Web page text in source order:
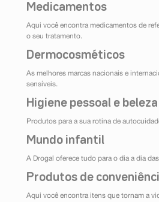
Medicamentos
Aqui você encontra medicamentos de
o seu tratamento.
Dermocosméticos
As melhores marcas nacionais e
sensíveis.
Higiene pessoal e beleza
Produtos para a sua rotina de
Mundo infantil
A Drogal oferece tudo para o dia a dia
Produtos de
Aqui você encontra itens que tornam a